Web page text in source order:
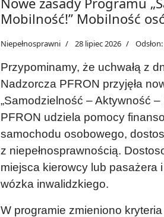
Mobilność!” Mobilność
Niepełnosprawni 28 lipiec 2026
Przypominamy, że uchwałą z
Nadzorcza PFRON przyjęła
„Samodzielność – Aktywność
PFRON udziela pomocy
samochodu osobowego,
z niepełnosprawnością.
miejsca kierowcy lub pasażera
wózka inwalidzkiego.
W programie zmieniono